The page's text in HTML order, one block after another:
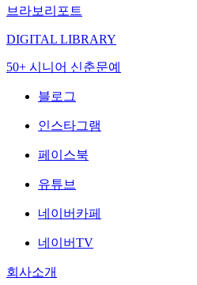
브라보리포트
DIGITAL LIBRARY
50+ 시니어 신춘문예
블로그
인스타그램
페이스북
유튜브
네이버카페
네이버TV
회사소개